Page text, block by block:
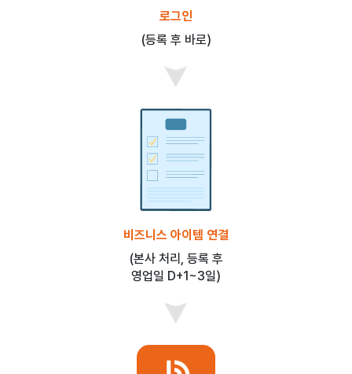
로그인
(등록 후 바로)
비즈니스 아이템 연결
(본사 처리, 등록 후
영업일 D+1~3일)